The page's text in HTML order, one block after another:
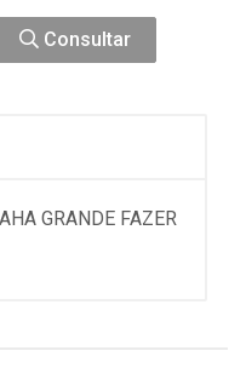
Consultar
GRANDE FAZER